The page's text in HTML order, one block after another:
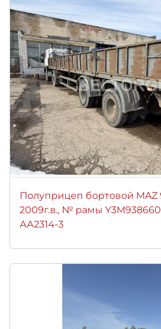
Полуприцеп бортовой MAZ
2009г.в., № рамы
АА2314-3